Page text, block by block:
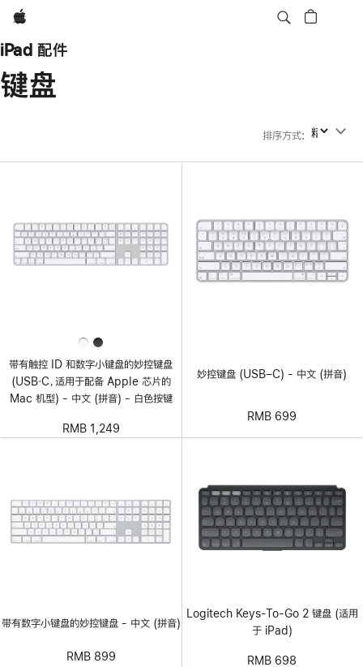
Apple
iPad 配件
键盘
排序方式: 排序方式
带有触控 ID 和数字小键盘的妙控键盘
(USB‑C，适用于配备 Apple 芯片的
Mac 机型) - 中文 (拼音) - 白色按键
RMB 1,249
妙控键盘 (USB–C) - 中文 (拼音)
RMB 699
带有数字小键盘的妙控键盘 - 中文 (拼音)
RMB 899
Logitech Keys-To-Go 2 键盘 (适用
于 iPad)
RMB 698